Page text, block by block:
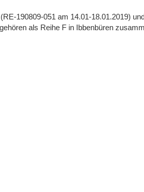
190809-051 am 14.01-18.01.2019)
als Reihe F in Ibbenbüren